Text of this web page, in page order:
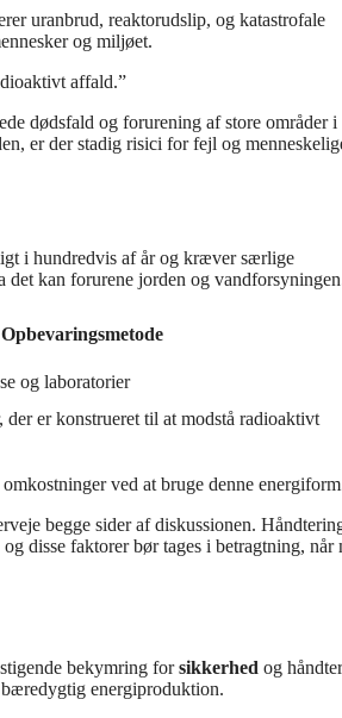
uranbrud, reaktorudslip, og katastrofale
og miljøet.
affald.”
dødsfald og forurening af store områder i
er der stadig risici for fejl og
i hundredvis af år og kræver særlige
kan forurene jorden og
Opbevaringsmetode
og laboratorier
er konstrueret til at modstå radioaktivt
ved at bruge denne
begge sider af diskussionen.
disse faktorer bør tages i betragtning, når
bekymring forsikkerhed og
energiproduktion.